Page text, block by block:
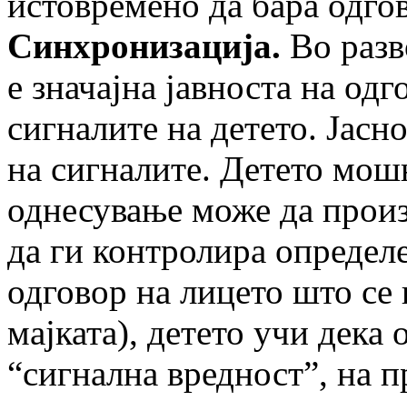
Синхронизација. Во
е значајна јавноста на
сигналите на детето.
на сигналите. Детето
однесување може да
да ги контролира
одговор на лицето што се
мајката), детето учи
“сигнална вредност”, на